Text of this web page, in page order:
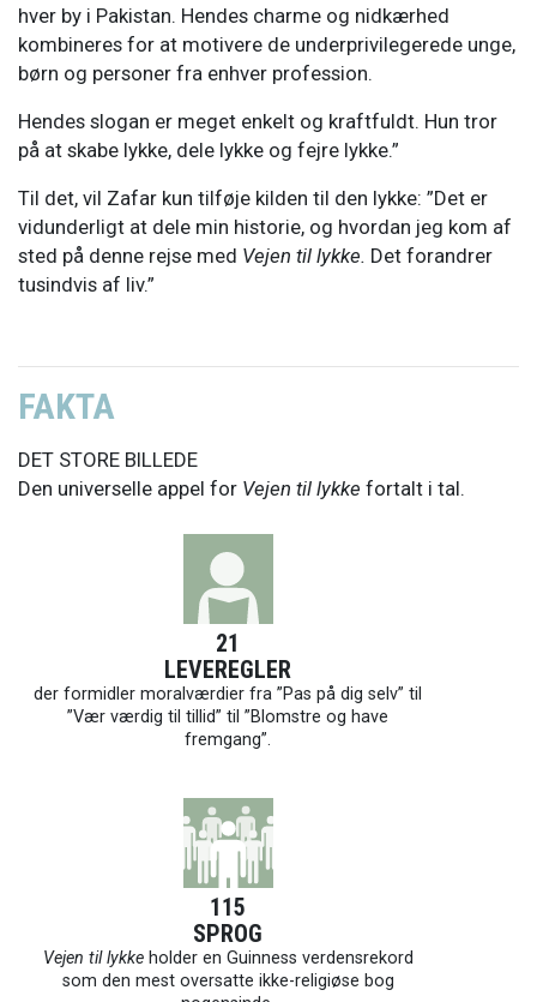
hver by i Pakistan. Hendes charme og nidkærhed
kombineres for at motivere de underprivilegerede unge,
børn og personer fra enhver profession.
Hendes slogan er meget enkelt og kraftfuldt. Hun tror
på at skabe lykke, dele lykke og fejre lykke.”
Til det, vil Zafar kun tilføje kilden til den lykke: ”Det er
vidunderligt at dele min historie, og hvordan jeg kom af
sted på denne rejse med Vejen til lykke. Det forandrer
tusindvis af liv.”
FAKTA
DET STORE BILLEDE
Den universelle appel for Vejen til lykke fortalt i tal.
21
LEVEREGLER
der formidler moralværdier fra ”Pas på dig selv” til
”Vær værdig til tillid” til ”Blomstre og have
fremgang”.
115
SPROG
Vejen til lykkeholder en Guinness verdensrekord
som den mest oversatte ikke-religiøse bog